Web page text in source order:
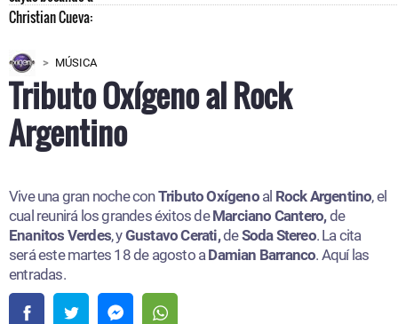
MÚSICA
Tributo Oxígeno al Rock
Argentino
Vive una gran noche conTributo Oxígenoal Rock Argentino, el
cual reunirá los grandes éxitos deMarciano Cantero,de
Enanitos Verdes, yGustavo Cerati,deSoda Stereo. La cita
será este martes 18 de agosto a Damian Barranco. Aquí las
entradas.​